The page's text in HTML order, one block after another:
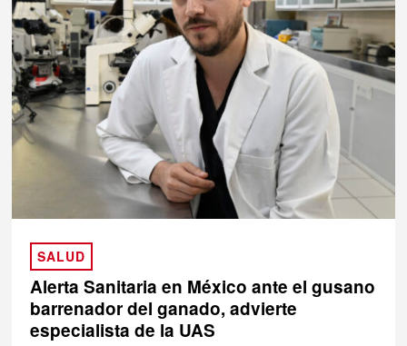
SALUD
Alerta Sanitaria en México ante el gusano
barrenador del ganado, advierte
especialista de la UAS